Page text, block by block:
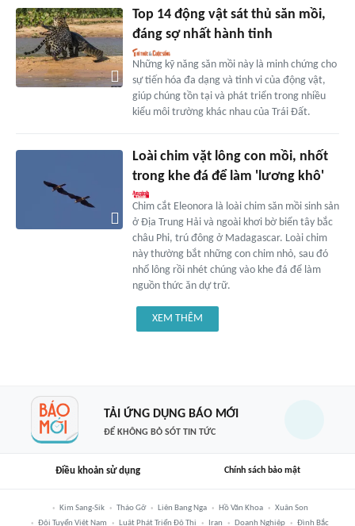
Top 14 động vật sát thủ săn mồi,
đáng sợ nhất hành tinh
Những kỹ năng săn mồi này là minh chứng cho
sự tiến hóa đa dạng và tinh vi của động vật,
giúp chúng tồn tại và phát triển trong nhiều
kiểu môi trường khác nhau của Trái Đất.
Loài chim vặt lông con mồi, nhốt
trong khe đá để làm 'lương khô'
Chim cắt Eleonora là loài chim săn mồi sinh sản
ở Địa Trung Hải và ngoài khơi bờ biển tây bắc
châu Phi, trú đông ở Madagascar. Loài chim
này thường bắt những con chim nhỏ, sau đó
nhổ lông rồi nhét chúng vào khe đá để làm
nguồn thức ăn dự trữ.
XEM THÊM
TẢI ỨNG DỤNG BÁO MỚI
ĐỂ KHÔNG BỎ SÓT TIN TỨC
Điều khoản sử dụng Chính sách bảo mật
Kim Sang-Sik Tháo Gỡ Liên Bang Nga Hồ Văn Khoa
Xuân Son
Đội Tuyển Việt Nam
Luật Phát Triển Đô Thị Iran Doanh Nghiệp Đình Bắc